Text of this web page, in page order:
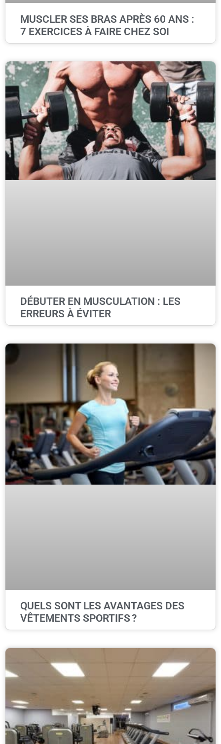
MUSCLER SES BRAS APRÈS 60 ANS :
7 EXERCICES À FAIRE CHEZ SOI
DÉBUTER EN MUSCULATION : LES
ERREURS À ÉVITER
QUELS SONT LES AVANTAGES DES
VÊTEMENTS SPORTIFS ?